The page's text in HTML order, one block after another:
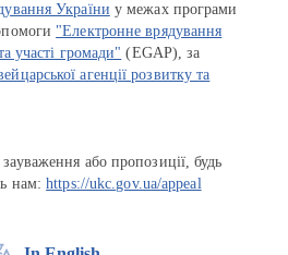
України у межах програми
"Електронне врядування
участі громади" (EGAP), за
агенції розвитку та
або пропозиції, будь
нам:https://ukc.gov.ua/appeal